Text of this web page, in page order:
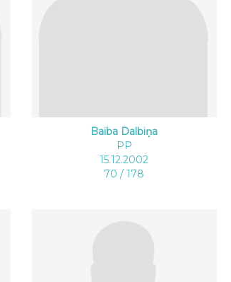
Baiba Dalbiņa
PP
15.12.2002
70 / 178